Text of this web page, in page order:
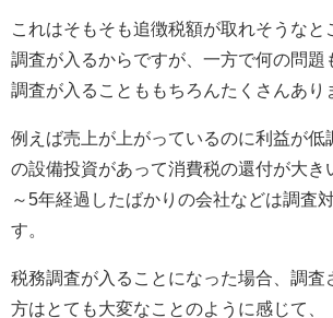
これはそもそも追徴税額が取れそうなと
調査が入るからですが、一方で何の問題
調査が入ることももちろんたくさんあり
例えば売上が上がっているのに利益が低
の設備投資があって消費税の還付が大き
～5年経過したばかりの会社などは調査
す。
税務調査が入ることになった場合、調査
方はとても大変なことのように感じて、